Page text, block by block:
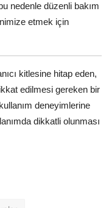
nedenle düzenli bakım
etmek için
kitlesine hitap eden,
edilmesi gereken bir
deneyimlerine
dikkatli olunması